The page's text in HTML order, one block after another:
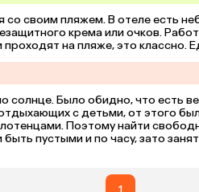
со своим пляжем. В отеле есть
крема или очков.
на пляже, это классно.
солнце. Было обидно, что есть
с детьми, от этого
Поэтому найти
пустыми и по часу, зато